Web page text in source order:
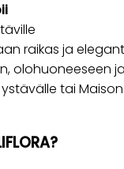
raikas ja
olohuoneeseen
tai